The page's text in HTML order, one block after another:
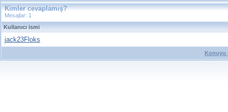
Kimler cevaplamış?
Mesajlar: 1
Kullanıcı ismi
jack23Floks
Konuyu